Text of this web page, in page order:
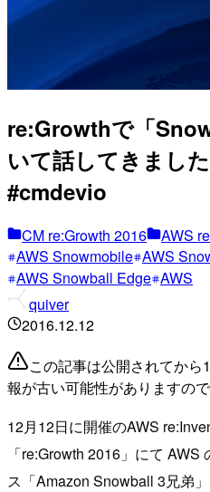
re:Growthで「
いて話してきまし
#cmdevio
CM re:Growth 2016
AWS
AWS Snowmobile AWS
AWS Snowball Edge AWS
quiver
2016.12.12
この記事は公開されてか
報が古い可能性がありますの
12月12日に開催のAWS
「re:Growth 2016」にて
ス「Amazon Snowball 3兄弟